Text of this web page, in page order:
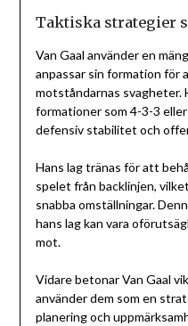
Taktiska strategier
Van Gaal använder en
anpassar sin formation för
motståndarnas svagheter.
formationer som 4-3-3
defensiv stabilitet och
Hans lag tränas för att
spelet från backlinjen,
snabba omställningar.
hans lag kan vara
mot.
Vidare betonar Van Gaal
använder dem som en
planering och